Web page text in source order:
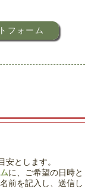
フォーム
安とします。
に、ご希望の日時と
前を記入し、送信し